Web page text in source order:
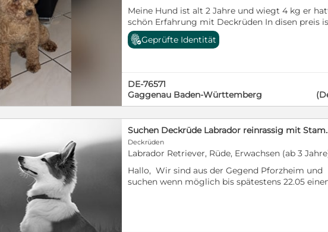
Meine Hund ist alt 2 Jahre und wiegt 4 kg er
schön Erfahrung mit Deckrüden In disen preis
2 mal dazu bringen Hündin Wenn anfangen Blut
dann 12 Tag und 14 Tag bringen. Alles mit
Geprüfte Identität
DE-76571
Gaggenau Baden-Württemberg
Suchen Deckrüde
Deckrüden
Labrador Retriever, Rüde, Erwachsen (ab 3
Hallo, Wir sind aus der Gegend Pforzheim und
suchen wenn möglich bis spätestens 22.05